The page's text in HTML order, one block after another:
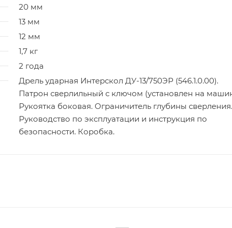
20 мм
13 мм
12 мм
1,7 кг
2 года
Дрель ударная Интерскол ДУ-13/750ЭР (546.1.0.00).
Патрон сверлильный с ключом (установлен на
Рукоятка боковая. Ограничитель глубины сверления.
Руководство по эксплуатации и инструкция по
безопасности. Коробка.